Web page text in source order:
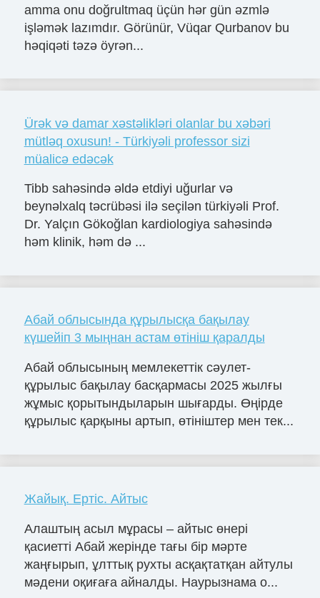
amma onu doğrultmaq üçün hər gün əzmlə
işləmək lazımdır. Görünür, Vüqar Qurbanov bu
həqiqəti təzə öyrən...
Ürək və damar xəstəlikləri olanlar bu xəbəri
mütləq oxusun! - Türkiyəli professor sizi
müalicə edəcək
Tibb sahəsində əldə etdiyi uğurlar və
beynəlxalq təcrübəsi ilə seçilən türkiyəli Prof.
Dr. Yalçın Gökoğlan kardiologiya sahəsində
həm klinik, həm də ...
Абай облысында құрылысқа бақылау
күшейіп 3 мыңнан астам өтініш қаралды
Абай облысының мемлекеттік сәулет-
құрылыс бақылау басқармасы 2025 жылғы
жұмыс қорытындыларын шығарды. Өңірде
құрылыс қарқыны артып, өтініштер мен тек...
Жайық. Ертіс. Айтыс
Алаштың асыл мұрасы – айтыс өнері
қасиетті Абай жерінде тағы бір мәрте
жаңғырып, ұлттық рухты асқақтатқан айтулы
мәдени оқиғаға айналды. Наурызнама о...